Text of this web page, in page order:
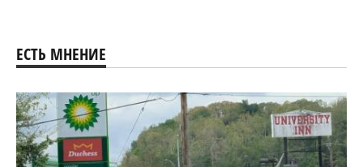
ЕСТЬ МНЕНИЕ